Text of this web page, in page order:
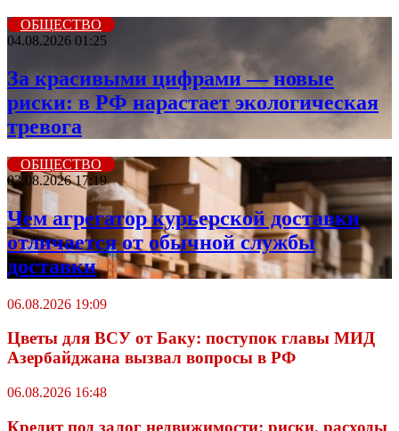
ОБЩЕСТВО
04.08.2026 01:25
За красивыми цифрами — новые
риски: в РФ нарастает экологическая
тревога
ОБЩЕСТВО
03.08.2026 17:19
Чем агрегатор курьерской доставки
отличается от обычной службы
доставки
06.08.2026 19:09
Цветы для ВСУ от Баку: поступок главы МИД
Азербайджана вызвал вопросы в РФ
06.08.2026 16:48
Кредит под залог недвижимости: риски, расходы